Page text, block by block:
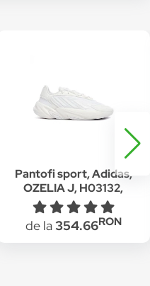
Pantofi sport, Adidas,
OZELIA J, H03132,
Textil, Alb, 36 2/3 EU
de la354.66RON